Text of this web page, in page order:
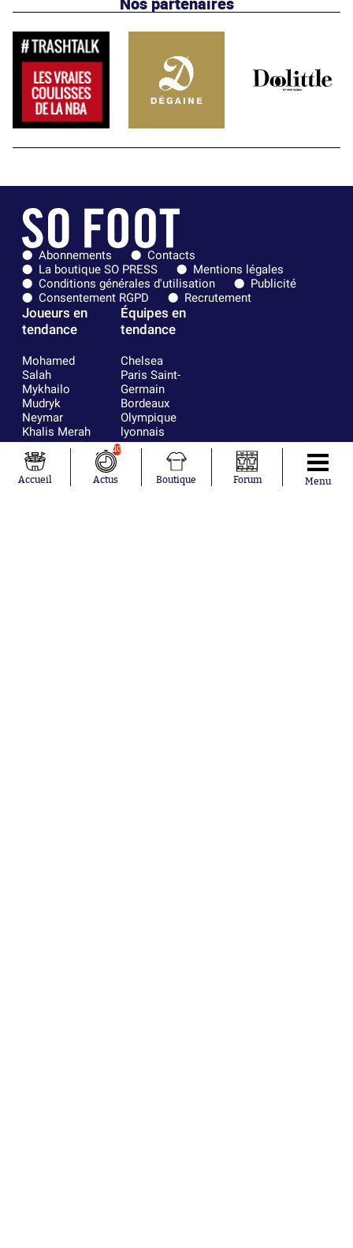
Abonnements
Contacts
La boutique SO PRESS
Mentions légales
Conditions générales d'utilisation
Publicité
Consentement RGPD
Recrutement
Joueurs en
tendance
Mohamed
Salah
Mykhailo
Mudryk
Neymar
Khalis Merah
Loïs Openda
Moussa
Niakhaté
Équipes en
tendance
Chelsea
Paris Saint-
Germain
Bordeaux
Olympique
lyonnais
FIFA
Real Madrid
RC Strasbourg
AC Milan
Accueil
10
Actus Boutique Forum Menu